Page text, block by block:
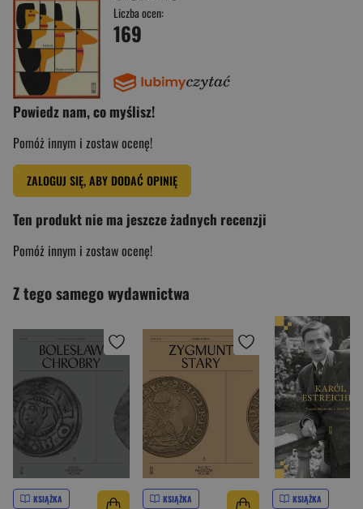
Liczba ocen:
169
Powiedz nam, co myślisz!
Pomóż innym i zostaw ocenę!
ZALOGUJ SIĘ, ABY DODAĆ OPINIĘ
Ten produkt nie ma jeszcze żadnych recenzji
Pomóż innym i zostaw ocenę!
Z tego samego wydawnictwa
KSIĄŻKA KSIĄŻKA KSIĄŻKA